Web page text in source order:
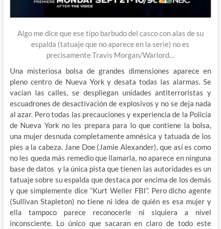
Algo me dice que ese tipo barbudo del casco con alas de su
espalda (tatuaje que no aparece en la serie) no es
precisamente Travis Morgan/Warlord…
Una misteriosa bolsa de grandes dimensiones aparece en
pleno centro de Nueva York y desata todas las alarmas. Se
vacían las calles, se despliegan unidades antiterroristas y
escuadrones de desactivación de explosivos y no se deja nada
al azar. Pero todas las precauciones y experiencia de la Policía
de Nueva York no les prepara para lo que contiene la bolsa,
una mujer desnuda completamente amnésica y tatuada de los
pies a la cabeza. Jane Doe (Jamie Alexander), que así es como
no les queda más remedio que llamarla, no aparece en ninguna
base de datos y la única pista que tienen las autoridades es un
tatuaje sobre su espalda que destaca por encima de los demás
y que simplemente dice “Kurt Weller FBI”. Pero dicho agente
(Sullivan Stapleton) no tiene ni idea de quién es esa mujer y
ella tampoco parece reconocerle ni siquiera a nivel
inconsciente. Lo único que sacaran en claro de todo este